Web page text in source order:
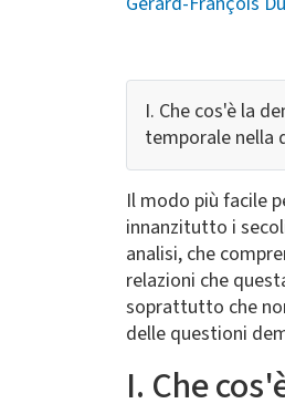
I. Che cos'è la
temporale nella
Il modo più facile
innanzitutto i
analisi, che
relazioni che
soprattutto che
delle questioni
I. Che